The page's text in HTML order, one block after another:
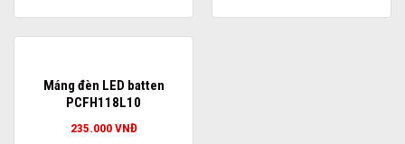
Máng đèn LED batten
PCFH118L10
235.000VNĐ